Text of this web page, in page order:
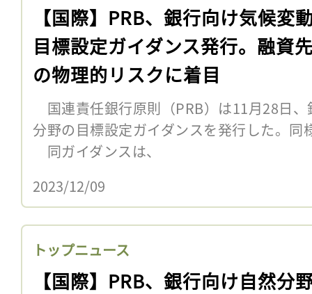
【国際】PRB、銀行向け気候変
目標設定ガイダンス発行。融資
の物理的リスクに着目
国連責任銀行原則（PRB）は11月28日
分野の目標設定ガイダンスを発行した。同
同ガイダンスは、
2023/12/09
トップニュース
【国際】PRB、銀行向け自然分